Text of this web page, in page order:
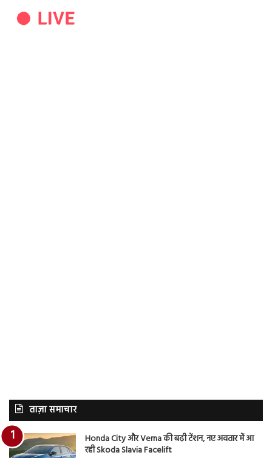
ताज़ा समाचार
Honda City और Verna की बढ़ी टेंशन, नए अवतार में आ
रही Skoda Slavia Facelift